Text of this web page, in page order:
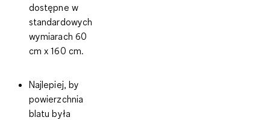
dostępne w
standardowych
wymiarach 60
cm x 160 cm.
Najlepiej, by
powierzchnia
blatu była